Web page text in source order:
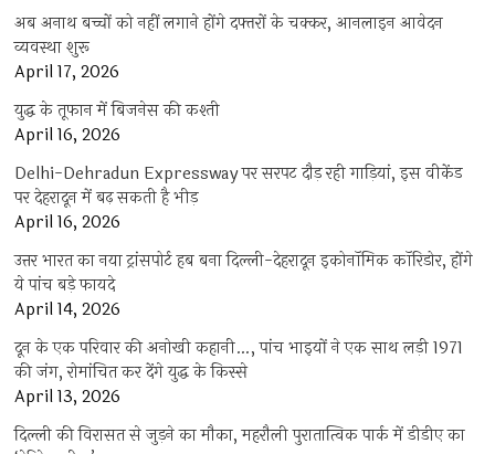
अब अनाथ बच्चों को नहीं लगाने होंगे दफ्तरों के चक्कर, आनलाइन आवेदन
व्यवस्था शुरू
April 17, 2026
युद्ध के तूफान में बिजनेस की कश्ती
April 16, 2026
Delhi-Dehradun Expressway पर सरपट दौड़ रही गाड़ियां, इस वीकेंड
पर देहरादून में बढ़ सकती है भीड़
April 16, 2026
उत्तर भारत का नया ट्रांसपोर्ट हब बना दिल्ली-देहरादून इकोनॉमिक कॉरिडोर, होंगे
ये पांच बड़े फायदे
April 14, 2026
दून के एक परिवार की अनोखी कहानी…, पांच भाइयों ने एक साथ लड़ी 1971
की जंग, रोमांचित कर देंगे युद्ध के किस्से
April 13, 2026
दिल्ली की विरासत से जुड़ने का मौका, महरौली पुरातात्विक पार्क में डीडीए का